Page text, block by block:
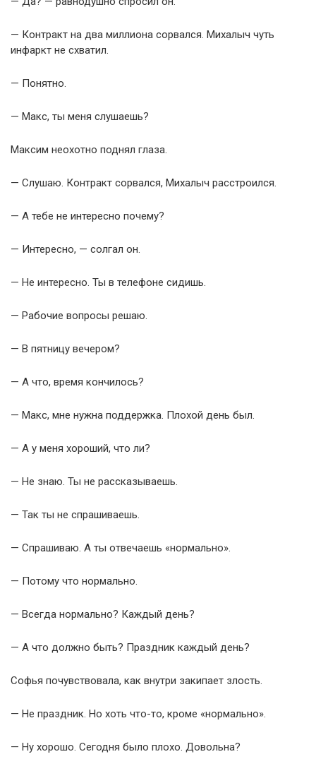
— Контракт на два миллиона сорвался. Михалыч чуть
инфаркт не схватил.
— Понятно.
— Макс, ты меня слушаешь?
Максим неохотно поднял глаза.
— Слушаю. Контракт сорвался, Михалыч расстроился.
— А тебе не интересно почему?
— Интересно, — солгал он.
— Не интересно. Ты в телефоне сидишь.
— Рабочие вопросы решаю.
— В пятницу вечером?
— А что, время кончилось?
— Макс, мне нужна поддержка. Плохой день был.
— А у меня хороший, что ли?
— Не знаю. Ты не рассказываешь.
— Так ты не спрашиваешь.
— Спрашиваю. А ты отвечаешь «нормально».
— Потому что нормально.
— Всегда нормально? Каждый день?
— А что должно быть? Праздник каждый день?
Софья почувствовала, как внутри закипает злость.
— Не праздник. Но хоть что-то, кроме «нормально».
— Ну хорошо. Сегодня было плохо. Довольна?